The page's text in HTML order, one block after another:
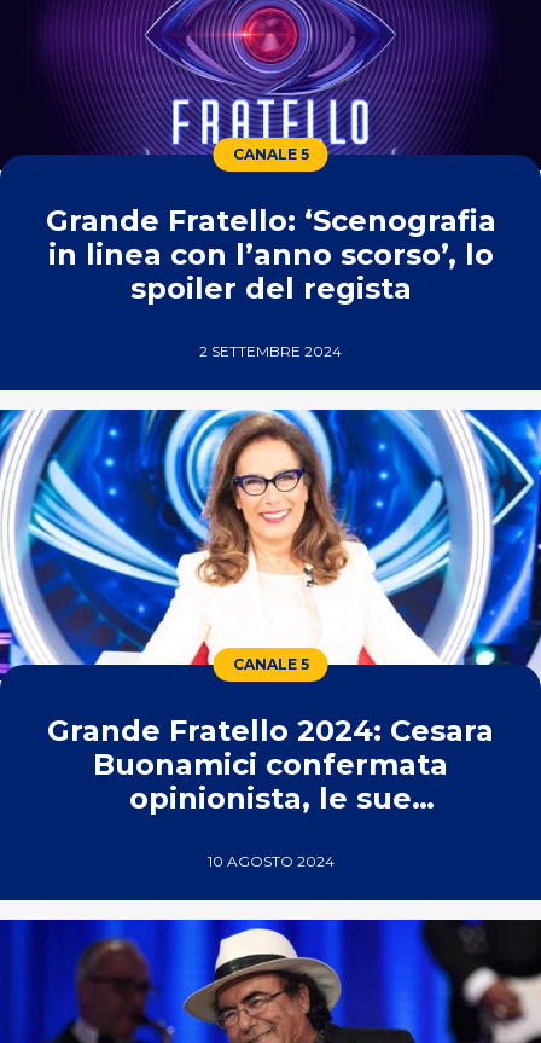
CANALE 5
Grande Fratello: ‘Scenografia
in linea con l’anno scorso’, lo
spoiler del regista
2 SETTEMBRE 2024
CANALE 5
Grande Fratello 2024: Cesara
Buonamici confermata
opinionista, le sue
10 AGOSTO 2024